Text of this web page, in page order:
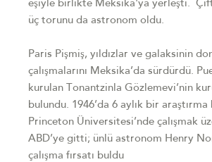
eşiyle birlikte Meksika'ya yerleşti.
üç torunu da astronom oldu.
Paris Pişmiş, yıldızlar ve galaksinin
çalışmalarını Meksika’da sürdürdü.
kurulan Tonantzinla Gözlemevi’nin
bulundu. 1946’da 6 aylık bir
Princeton Üniversitesi’nde çalışmak
ABD’ye gitti; ünlü astronom Henry
çalışma fırsatı buldu